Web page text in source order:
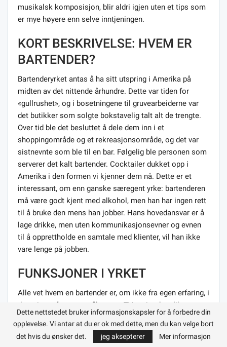
musikalsk komposisjon, blir aldri igjen uten et tips som
er mye høyere enn selve inntjeningen.
KORT BESKRIVELSE: HVEM ER
BARTENDER?
Bartenderyrket antas å ha sitt utspring i Amerika på
midten av det nittende århundre. Dette var tiden for
«gullrushet», og i bosetningene til gruvearbeiderne var
det butikker som solgte bokstavelig talt alt de trengte.
Over tid ble det besluttet å dele dem inn i et
shoppingområde og et rekreasjonsområde, og det var
sistnevnte som ble til en bar. Følgelig ble personen som
serverer det kalt bartender. Cocktailer dukket opp i
Amerika i den formen vi kjenner dem nå. Dette er et
interessant, om enn ganske særegent yrke: bartenderen
må være godt kjent med alkohol, men han har ingen rett
til å bruke den mens han jobber. Hans hovedansvar er å
lage drikke, men uten kommunikasjonsevner og evnen
til å opprettholde en samtale med klienter, vil han ikke
vare lenge på jobben.
FUNKSJONER I YRKET
Alle vet hvem en bartender er, om ikke fra egen erfaring, i
det minste fra mange filmer og TV-serier der slike
karakterer presenteres. Det filmatiske bildet av dette
yrket er ikke så langt fra virkeligheten, selv om deres
spesifikke arbeidsoppgaver kan variere fra institusjon til
Dette nettstedet bruker informasjonskapsler for å forbedre din
opplevelse. Vi antar at du er ok med dette, men du kan velge bort
det hvis du ønsker det.
jeg aksepterer Mer informasjon